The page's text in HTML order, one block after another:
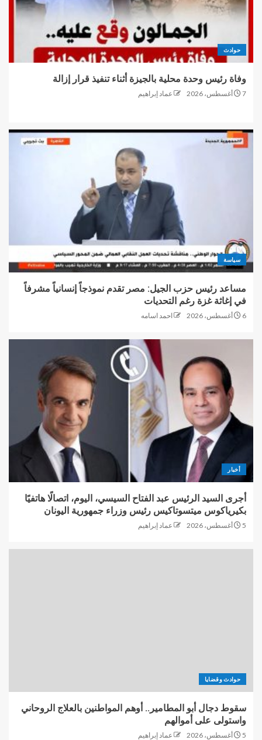
حوادث
وفاة رئيس وحدة محلية بالجيزة أثناء تنفيذ قرار إزالة
7 أغسطس، 2026 عماد إبراهيم
سياسة
مساعد رئيس حزب الجيل: مصر تقدم نموذجاً إنسانياً مشرفاً
في إغاثة غزة رغم التحديات
6 أغسطس، 2026 احمد اسامه
أخبار
أجرى السيد الرئيس عبد الفتاح السيسي، اليوم، اتصالًا هاتفيًا
بكيرياكوس ميتسوتاكيس رئيس وزراء جمهورية اليونان
5 أغسطس، 2026 عماد إبراهيم
حوادث وقضايا
سقوط دجال أبو المطامير.. أوهم المواطنين بالعلاج الروحاني
واستولى على أموالهم
5 أغسطس، 2026 عماد إبراهيم